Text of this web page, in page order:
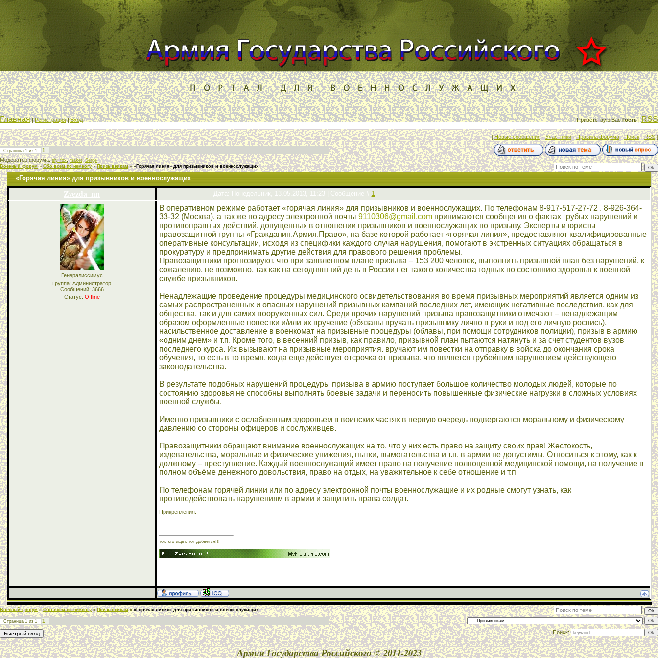
Главная|Регистрация|Вход Приветствую Вас Гость |RSS
[Новые сообщения·Участники·Правила форума·Поиск·RSS]
Страница 1 из 1
1
Модератор форума:sly_fox,maket,Serge
Военный форум » Обо всем по немногу » Призывникам » «Горячая линия» для призывников и военнослужащих
«Горячая линия» для призывников и военнослужащих
Zvezda_nn Дата: Понедельник, 13.05.2013, 11:23 | Сообщение # 1
Генералиссимус
Группа: Администратор
Сообщений: 3666
Статус: Offline
В оперативном режиме работает «горячая линия» для призывников и военнослужащих. По телефонам 8-917-517-27-72 , 8-926-364-
33-32 (Москва), а так же по адресу электронной почты 9110306@gmail.comпринимаются сообщения о фактах грубых нарушений и
противоправных действий, допущенных в отношении призывников и военнослужащих по призыву. Эксперты и юристы
правозащитной группы «Гражданин.Армия.Право», на базе которой работает «горячая линия», предоставляют квалифицированные
оперативные консультации, исходя из специфики каждого случая нарушения, помогают в экстренных ситуациях обращаться в
прокуратуру и предпринимать другие действия для правового решения проблемы.
Правозащитники прогнозируют, что при заявленном плане призыва – 153 200 человек, выполнить призывной план без нарушений, к
сожалению, не возможно, так как на сегодняшний день в России нет такого количества годных по состоянию здоровья к военной
службе призывников.
Ненадлежащие проведение процедуры медицинского освидетельствования во время призывных мероприятий является одним из
самых распространенных и опасных нарушений призывных кампаний последних лет, имеющих негативные последствия, как для
общества, так и для самих вооруженных сил. Среди прочих нарушений призыва правозащитники отмечают – ненадлежащим
образом оформленные повестки и/или их вручение (обязаны вручать призывнику лично в руки и под его личную роспись),
насильственное доставление в военкомат на призывные процедуры (облавы, при помощи сотрудников полиции), призыв в армию
«одним днем» и т.п. Кроме того, в весенний призыв, как правило, призывной план пытаются натянуть и за счет студентов вузов
последнего курса. Их вызывают на призывные мероприятия, вручают им повестки на отправку в войска до окончания срока
обучения, то есть в то время, когда еще действует отсрочка от призыва, что является грубейшим нарушением действующего
законодательства.
В результате подобных нарушений процедуры призыва в армию поступает большое количество молодых людей, которые по
состоянию здоровья не способны выполнять боевые задачи и переносить повышенные физические нагрузки в сложных условиях
военной службы.
Именно призывники с ослабленным здоровьем в воинских частях в первую очередь подвергаются моральному и физическому
давлению со стороны офицеров и сослуживцев.
Правозащитники обращают внимание военнослужащих на то, что у них есть право на защиту своих прав! Жестокость,
издевательства, моральные и физические унижения, пытки, вымогательства и т.п. в армии не допустимы. Относиться к этому, как к
должному – преступление. Каждый военнослужащий имеет право на получение полноценной медицинской помощи, на получение в
полном объёме денежного довольствия, право на отдых, на уважительное к себе отношение и т.п.
По телефонам горячей линии или по адресу электронной почты военнослужащие и их родные смогут узнать, как
противодействовать нарушениям в армии и защитить права солдат.
Прикрепления:
тот, кто ищет, тот добьется!!!
Военный форум » Обо всем по немногу » Призывникам » «Горячая линия» для призывников и военнослужащих
Страница 1 из 1
1
Поиск:
Армия Государства Российского © 2011-2023